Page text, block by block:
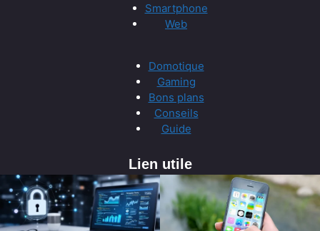
Smartphone
Web
Domotique
Gaming
Bons plans
Conseils
Guide
Lien utile